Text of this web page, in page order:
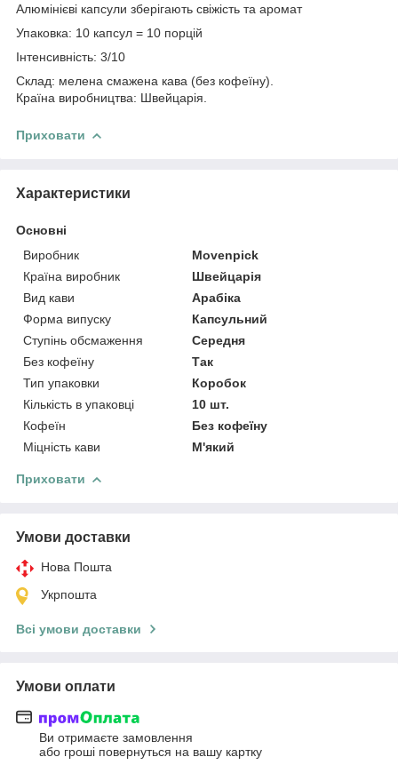
Алюмінієві капсули зберігають свіжість та аромат
Упаковка: 10 капсул = 10 порцій
Інтенсивність: 3/10
Склад: мелена смажена кава (без кофеїну).
Країна виробництва: Швейцарія.
Приховати
Характеристики
Основні
Виробник
Movenpick
Країна виробник
Швейцарія
Вид кави
Арабіка
Форма випуску
Капсульний
Ступінь обсмаження
Середня
Без кофеїну
Так
Тип упаковки
Коробок
Кількість в упаковці
10 шт.
Кофеїн
Без кофеїну
Міцність кави
М'який
Приховати
Умови доставки
Нова Пошта
Укрпошта
Всі умови доставки
Умови оплати
Ви отримаєте замовлення
або гроші повернуться на вашу картку